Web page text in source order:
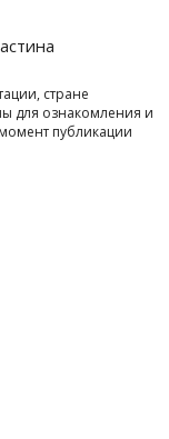
стране
для ознакомления и
публикации